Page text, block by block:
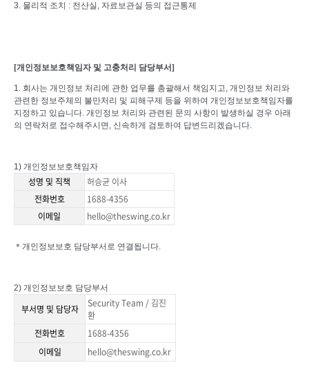
3. 물리적 조치 : 전산실 , 자료보관실 등의 접근통제
[개인정보보호책임자 및 고충처리 담당부서]
1. 회사는 개인정보 처리에 관한 업무를 총괄해서 책임지고, 개인정보 처리와
관련한 정보주체의 불만처리 및 피해구제 등을 위하여 개인정보보호책임자를
지정하고 있습니다. 개인정보 처리와 관련된 문의 사항이 발생하실 경우 아래
의 연락처로 접수해주시면 , 신속하게 검토하여 답변드리겠습니다.
1) 개인정보보호책임자
성명 및 직책
허승균 이사
전화번호
1688-4356
이메일
hello@theswing.co.kr
＊ 개인정보보호 담당부서로 연결됩니다.
2) 개인정보보호 담당부서
부서명 및 담당자
Security Team / 김진
환
전화번호
1688-4356
이메일
hello@theswing.co.kr